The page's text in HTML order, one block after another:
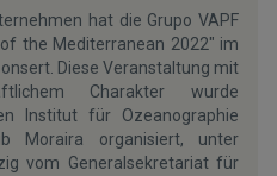
hat die Grupo VAPF
the Mediterranean 2022" im
Diese Veranstaltung mit
Charakter wurde
Institut für Ozeanographie
Moraira organisiert, unter
vom Generalsekretariat für